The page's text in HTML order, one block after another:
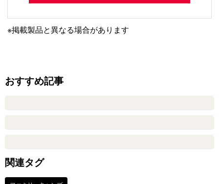
※掲載製品と異なる場合があります
おすすめ記事
関連タグ